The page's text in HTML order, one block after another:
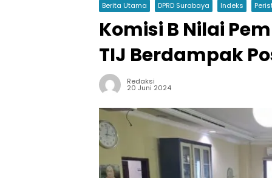
Berita Utama DPRD Surabaya Indeks
Komisi B Nilai
TIJ Berdampak
Redaksi
20 Juni 2024